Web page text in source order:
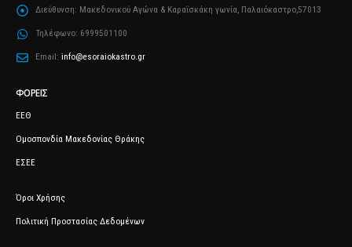
Διεύθυνση: Μακεδονικού Αγώνα & Καραΐσκάκη γωνία, Παλαιόκαστρο,57013
Τηλέφωνο: 6999501100
Email: info@esoraiokastro.gr
ΦΟΡΕΊΣ
ΕΕΘ
Ομοσπονδία Μακεδονίας Θράκης
ΕΣΕΕ
Όροι Χρήσης
Πολιτική Προστασίας Δεδομένων